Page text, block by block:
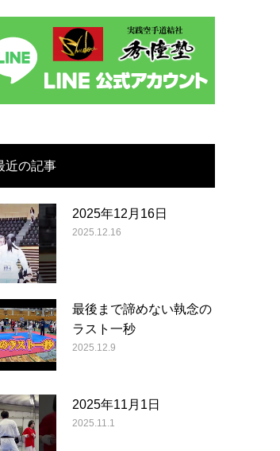
近の記事
2025年12月16日
2025.12.16
最後まで諦めない執念の
ラスト一秒
2025.12.9
2025年11月1日
2025.11.1